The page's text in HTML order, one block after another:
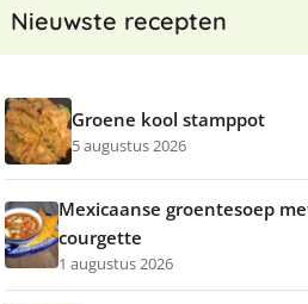
Nieuwste recepten
Groene kool stamppot
5 augustus 2026
Mexicaanse groentesoep
courgette
1 augustus 2026